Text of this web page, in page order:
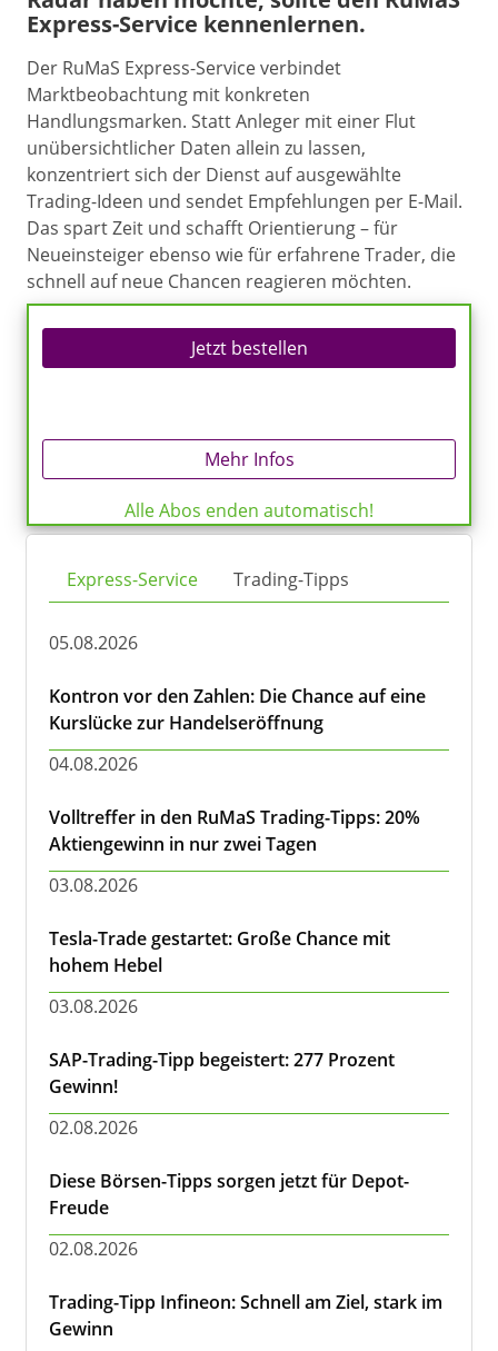
Express-Service kennenlernen.
Der RuMaS Express-Service verbindet
Marktbeobachtung mit konkreten
Handlungsmarken. Statt Anleger mit einer Flut
unübersichtlicher Daten allein zu lassen,
konzentriert sich der Dienst auf ausgewählte
Trading-Ideen und sendet Empfehlungen per E-Mail.
Das spart Zeit und schafft Orientierung – für
Neueinsteiger ebenso wie für erfahrene Trader, die
schnell auf neue Chancen reagieren möchten.
Jetzt bestellen
Mehr Infos
Alle Abos enden automatisch!
Express-Service Trading-Tipps
05.08.2026
Kontron vor den Zahlen: Die Chance auf eine
Kurslücke zur Handelseröffnung
04.08.2026
Volltreffer in den RuMaS Trading-Tipps: 20%
Aktiengewinn in nur zwei Tagen
03.08.2026
Tesla-Trade gestartet: Große Chance mit
hohem Hebel
03.08.2026
SAP-Trading-Tipp begeistert: 277 Prozent
Gewinn!
02.08.2026
Diese Börsen-Tipps sorgen jetzt für Depot-
Freude
02.08.2026
Trading-Tipp Infineon: Schnell am Ziel, stark im
Gewinn